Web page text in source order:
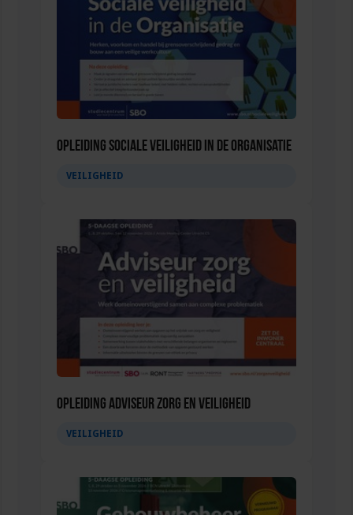
Opleiding Sociale Veiligheid in de Organisatie
VEILIGHEID
Opleiding Adviseur zorg en veiligheid
VEILIGHEID